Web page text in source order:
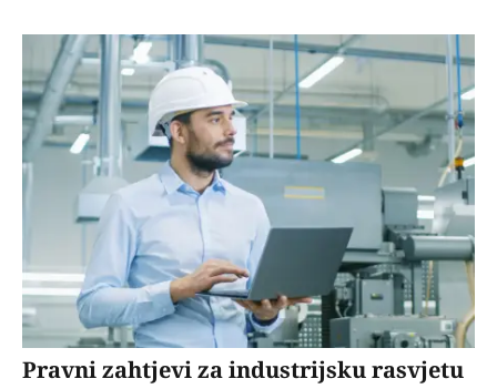
Pravni zahtjevi za industrijsku rasvjetu